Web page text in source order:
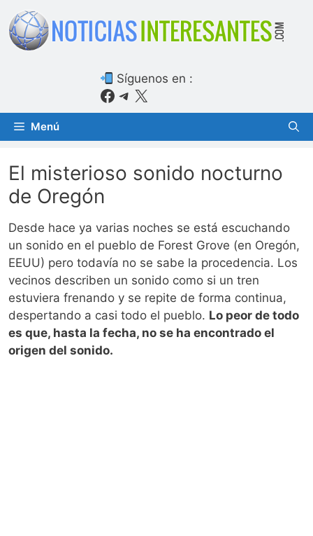
Saltar
contenido
Síguenos en :
Facebook
Telegram
X
Menú
El misterioso sonido nocturno
de Oregón
Desde hace ya varias noches se está escuchando
un sonido en el pueblo de Forest Grove (en Oregón,
EEUU) pero todavía no se sabe la procedencia. Los
vecinos describen un sonido como si un tren
estuviera frenando y se repite de forma continua,
despertando a casi todo el pueblo. Lo peor de todo
es que, hasta la fecha, no se ha encontrado el
origen del sonido.